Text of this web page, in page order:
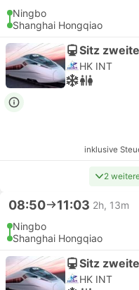
Ningbo
Shanghai Hongqiao
Sitz
HK INT
inklusive
2
08:50 11:03 2h, 13m
Ningbo
Shanghai Hongqiao
Sitz
HK INT